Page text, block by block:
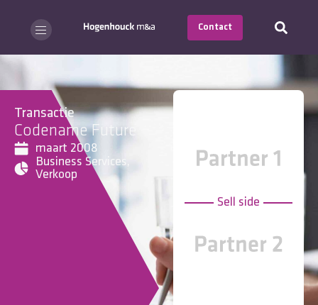
Contact
Transactie
Codename Future
maart 2008
Business Services
Verkoop
Sell side